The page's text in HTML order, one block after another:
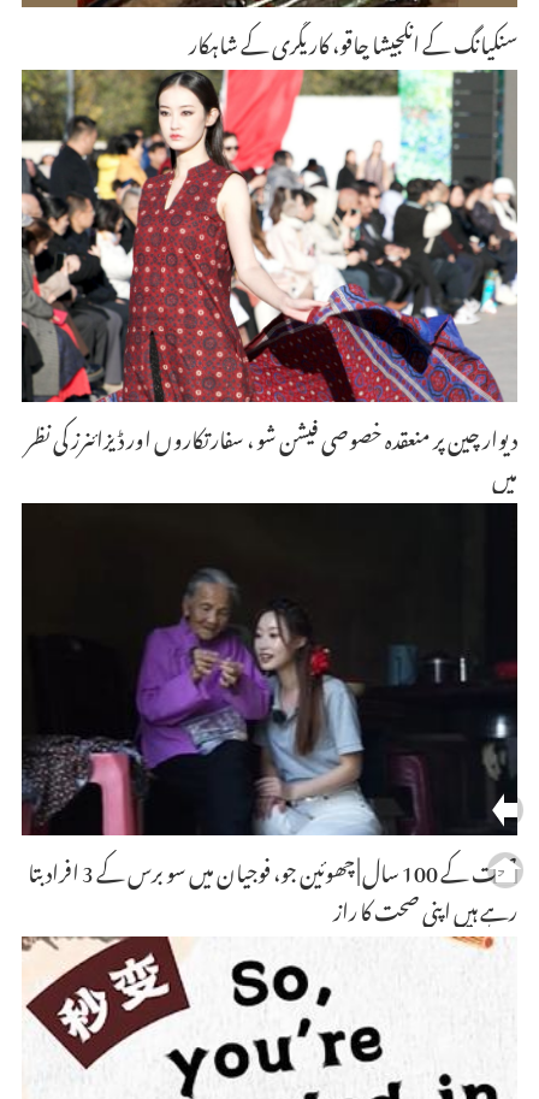
سنکیانگ کے انگجیشا چاقو، کاریگری کے شاہکار
دیوار چین پر منعقدہ خصوصی فیشن شو ، سفارتکاروں اور ڈیزائنرز کی نظر
میں
صحت کے 100 سال | چھوئین جو، فوجیان میں سو برس کے 3 افراد بتا
رہے ہیں اپنی صحت کا راز